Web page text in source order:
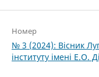
Номер
№ 3 (2024): Вісник
інституту імені Е.О.